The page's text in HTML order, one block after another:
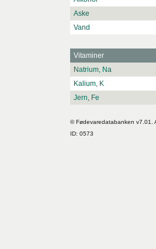
Aske
Vand
Vitaminer
Natrium, Na
Kalium, K
Jern, Fe
© Fødevaredatabanken v7.01.
ID: 0573